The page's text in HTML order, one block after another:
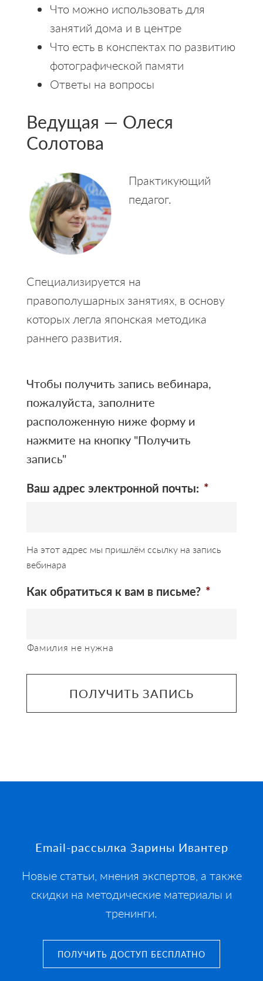
Что можно использовать для
занятий дома и в центре
Что есть в конспектах по развитию
фотографической памяти
Ответы на вопросы
Ведущая — Олеся
Солотова
Практикующий
педагог.
Специализируется на
правополушарных занятиях, в основу
которых легла японская методика
раннего развития.
Чтобы получить запись вебинара,
пожалуйста, заполните
расположенную ниже форму и
нажмите на кнопку "Получить
запись"
Ваш адрес электронной почты: *
На этот адрес мы пришлём ссылку на запись
вебинара
Как обратиться к вам в письме? *
Фамилия не нужна
Footer
Email-рассылка Зарины Ивантер
Новые статьи, мнения экспертов, а также
скидки на методические материалы и
тренинги.
ПОЛУЧИТЬ ДОСТУП БЕСПЛАТНО